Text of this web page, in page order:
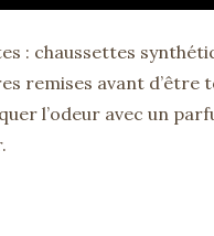
: chaussettes
remises avant d’être
l’odeur avec un